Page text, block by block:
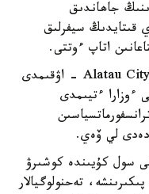
جاھاندىق
قىتايدىڭ سيفرلىق
اتاپ ءوتتى.
- قازاقستان جۇزەگە اسىرىپ جاتقان Alatau City - اۋقىمدى
ءوزارا ءتيىمدى
لي ۆەي.
سول كۇيىندە كوشىرۋ
تەحنولوگيالار